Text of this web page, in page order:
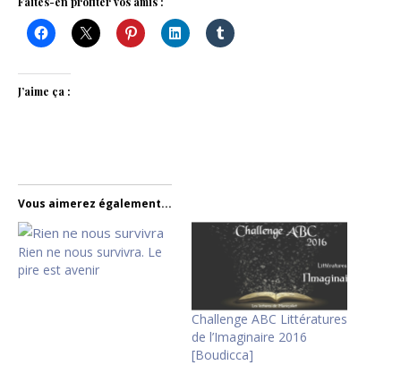
J’aime ça :
Vous aimerez également...
Rien ne nous survivra. Le
pire est avenir
Challenge ABC Littératures
de l’Imaginaire 2016
[Boudicca]